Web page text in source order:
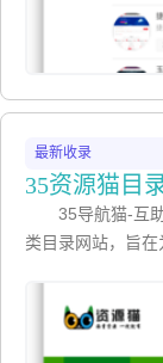
最新收录
35资源猫目
35导航猫-互
类目录网站，旨